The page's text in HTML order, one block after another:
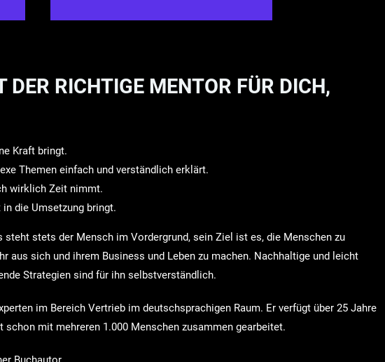
DER RICHTIGE MENTOR FÜR DICH,
Kraft bringt.
Themen einfach und verständlich erklärt.
wirklich Zeit nimmt.
die Umsetzung bringt.
steht stets der Mensch im Vordergrund, sein Ziel ist es, die Menschen zu
aus sich und ihrem Business und Leben zu machen. Nachhaltige und leicht
Strategien sind für ihn selbstverständlich.
im Bereich Vertrieb im deutschsprachigen Raum. Er verfügt über 25 Jahre
schon mit mehreren 1.000 Menschen zusammen gearbeitet.